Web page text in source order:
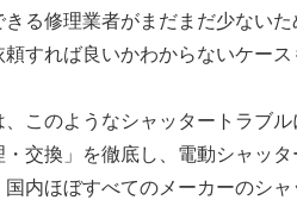
きる修理業者がまだまだ少ない
すれば良いかわからないケース
このようなシャッタートラブル
・交換」を徹底し、電動シャッ
内ほぼすべてのメーカーのシ